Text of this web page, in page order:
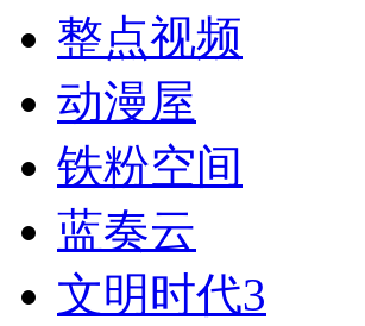
整点视频
动漫屋
铁粉空间
蓝奏云
文明时代3